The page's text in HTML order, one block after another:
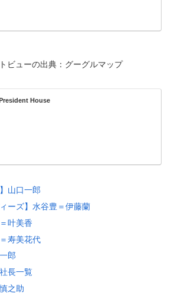
ビューの出典：グーグルマップ
House
山口一郎
ーズ】水谷豊＝伊藤蘭
叶美香
寿美花代
郎
長一覧
之助